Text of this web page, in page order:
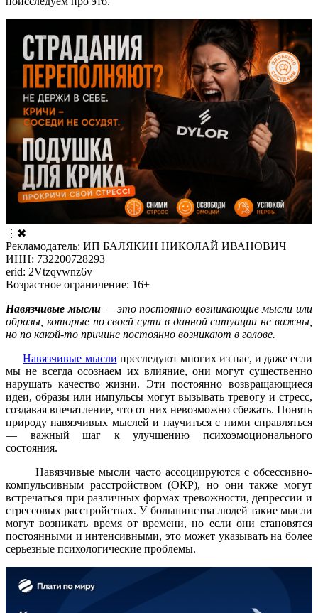
⋮ ✖
Рекламодатель: ИП БАЛЯКИН НИКОЛАЙ ИВАНОВИЧ
ИНН: 732200728293
erid: 2Vtzqvwnz6v
Возрастное ограничение: 16+
Навязчивые мысли— это постоянно возникающие мысли или
образы, которые по своей сути в данной ситуации не важны,
но по какой-то причине постоянно возникают в голове.
Навязчивые мысли преследуют многих из нас, и даже если
мы не всегда осознаем их влияние, они могут существенно
нарушать качество жизни. Эти постоянно возвращающиеся
идеи, образы или импульсы могут вызывать тревогу и стресс,
создавая впечатление, что от них невозможно сбежать. Понять
природу навязчивых мыслей и научиться с ними справляться
— важный шаг к улучшению психоэмоционального
состояния.
Навязчивые мысли часто ассоциируются с обсессивно-
компульсивным расстройством (ОКР), но они также могут
встречаться при различных формах тревожности, депрессии и
стрессовых расстройствах. У большинства людей такие мысли
могут возникать время от времени, но если они становятся
постоянными и интенсивными, это может указывать на более
серьезные психологические проблемы.